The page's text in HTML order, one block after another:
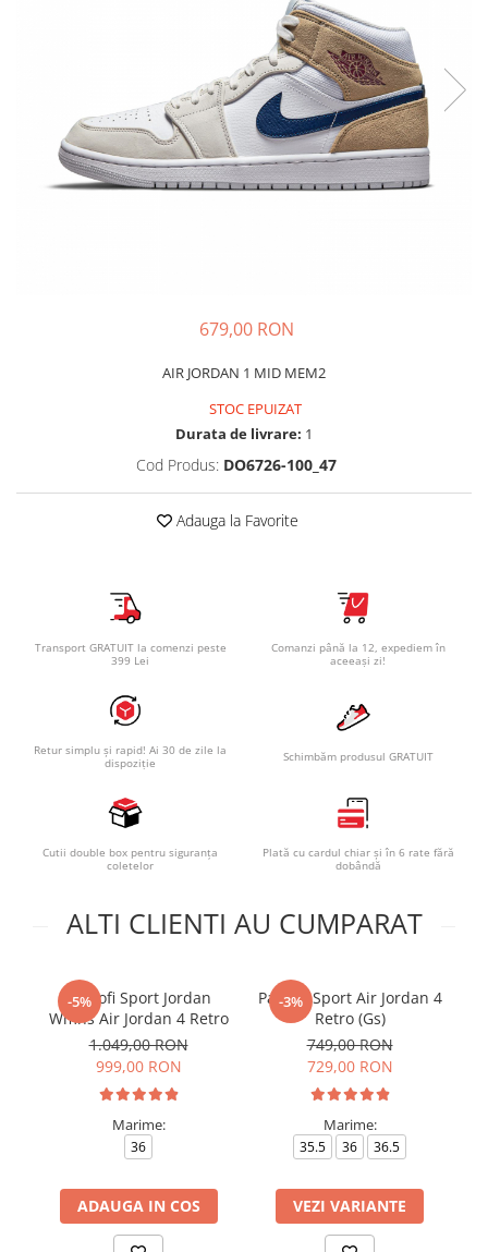
Pantaloni scurti Copii
Accesorii
Ingrijire incaltaminte
679,00 RON
AIR JORDAN 1 MID MEM2
STOC EPUIZAT
Durata de livrare: 1
Cod Produs: DO6726-100_47
Adauga la Favorite
Transport GRATUIT la comenzi peste
399 Lei
Comanzi până la 12, expediem în
aceeași zi!
Retur simplu și rapid! Ai 30 de zile la
dispoziție
Schimbăm produsul GRATUIT
Cutii double box pentru siguranța
coletelor
Plată cu cardul chiar și în 6 rate fără
dobândă
ALTI CLIENTI AU CUMPARAT
-5%
Pantofi Sport Jordan
Wmns Air Jordan 4 Retro
1.049,00 RON
999,00 RON
Marime:
36
ADAUGA IN COS
-3%
Pantofi Sport Air Jordan 4
Retro (Gs)
749,00 RON
729,00 RON
Marime:
35.5 36 36.5
VEZI VARIANTE